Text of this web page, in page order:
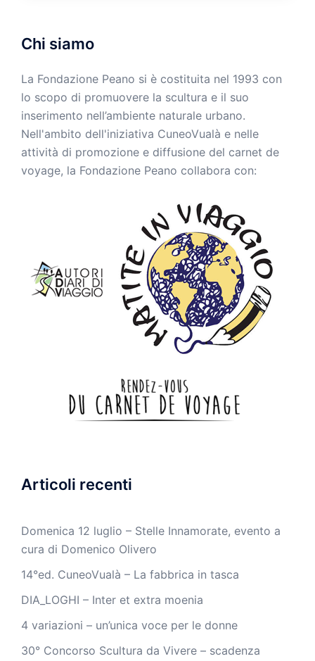
Chi siamo
La Fondazione Peano si è costituita nel 1993 con
lo scopo di promuovere la scultura e il suo
inserimento nell’ambiente naturale urbano.
Nell'ambito dell'iniziativa CuneoVualà e nelle
attività di promozione e diffusione del carnet de
voyage, la Fondazione Peano collabora con:
Articoli recenti
Domenica 12 luglio – Stelle Innamorate, evento a
cura di Domenico Olivero
14°ed. CuneoVualà – La fabbrica in tasca
DIA_LOGHI – Inter et extra moenia
4 variazioni – un’unica voce per le donne
30° Concorso Scultura da Vivere – scadenza